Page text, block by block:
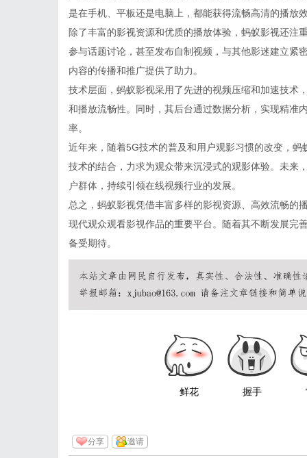
是在手机、平板还是电脑上，都能获得流畅高清的播放
除了丰富的影视资源和优质的播放体验，蚂蚁影视还注
参与话题讨论，甚至发布自制视频，与其他影迷建立紧
内容的传播和推广提供了助力。
技术层面，蚂蚁影视采用了先进的视频压缩和加速技术
和播放流畅性。同时，其后台通过数据分析，实现精准
率。
近年来，随着5G技术的普及和用户观影习惯的改变，
技术的结合，力求为观众带来沉浸式的观影体验。未来
户群体，持续引领在线视频行业的发展。
总之，蚂蚁影视凭借丰富多样的影视资源、高效流畅的
现代观众观看影视作品的重要平台。随着其不断发展完
备受期待。
鲜花 握手
分享 邀请